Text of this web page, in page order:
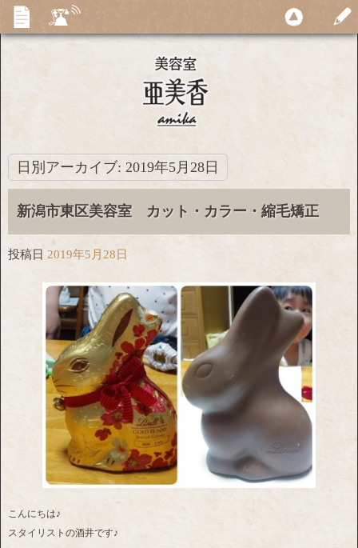
日別アーカイブ: 2019年5月28日
新潟市東区美容室 カット・カラー・縮毛矯正
投稿日 2019年5月28日
こんにちは♪
スタイリストの酒井です♪